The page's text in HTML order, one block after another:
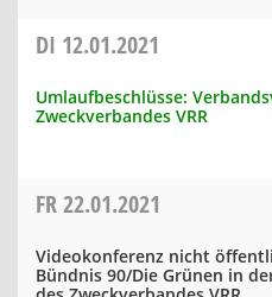
DI 12.01.2021
Umlaufbeschlüsse:
Zweckverbandes VRR
FR22.01.2021
Videokonferenz nicht
Bündnis 90/Die Grünen in